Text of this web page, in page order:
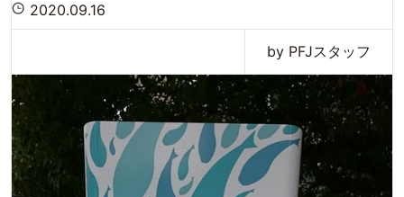
2020.09.16
by PFJスタッフ